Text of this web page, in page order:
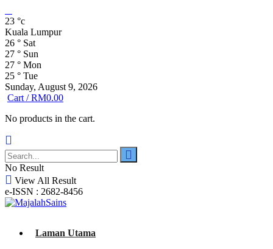
23 °c
Kuala Lumpur
26 ° Sat
27 ° Sun
27 ° Mon
25 ° Tue
Sunday, August 9, 2026
Cart /RM0.00
No products in the cart.
No Result
View All Result
e-ISSN : 2682-8456
Laman Utama